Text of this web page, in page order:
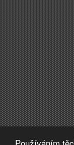
Používáním